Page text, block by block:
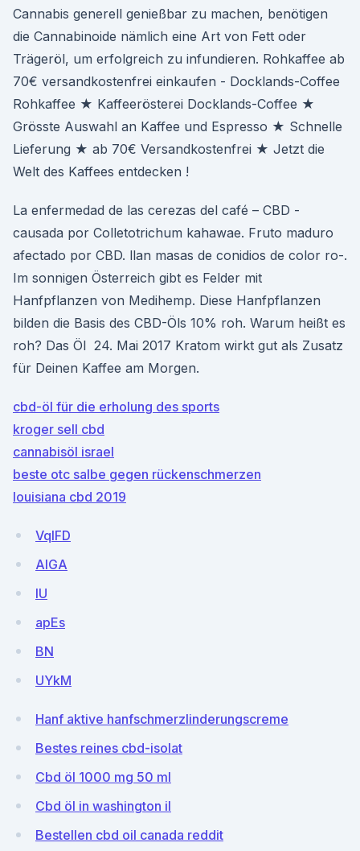
Cannabis generell genießbar zu machen, benötigen
die Cannabinoide nämlich eine Art von Fett oder
Trägeröl, um erfolgreich zu infundieren. Rohkaffee ab
70€ versandkostenfrei einkaufen - Docklands-Coffee
Rohkaffee ★ Kaffeerösterei Docklands-Coffee ★
Grösste Auswahl an Kaffee und Espresso ★ Schnelle
Lieferung ★ ab 70€ Versandkostenfrei ★ Jetzt die
Welt des Kaffees entdecken !
La enfermedad de las cerezas del café – CBD -
causada por Colletotrichum kahawae. Fruto maduro
afectado por CBD. llan masas de conidios de color ro-.
Im sonnigen Österreich gibt es Felder mit
Hanfpflanzen von Medihemp. Diese Hanfpflanzen
bilden die Basis des CBD-Öls 10% roh. Warum heißt es
roh? Das Öl 24. Mai 2017 Kratom wirkt gut als Zusatz
für Deinen Kaffee am Morgen.
cbd-öl für die erholung des sports
kroger sell cbd
cannabisöl israel
beste otc salbe gegen rückenschmerzen
louisiana cbd 2019
VqIFD
AIGA
IU
apEs
BN
UYkM
Hanf aktive hanfschmerzlinderungscreme
Bestes reines cbd-isolat
Cbd öl 1000 mg 50 ml
Cbd öl in washington il
Bestellen cbd oil canada reddit